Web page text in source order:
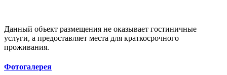
Данный объект размещения не оказывает гостиничные
услуги, а предоставляет места для краткосрочного
проживания.
Фотогалерея